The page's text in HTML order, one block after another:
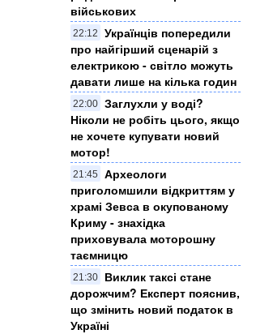
військових
22:12
Українців попередили
про найгірший сценарій з
електрикою - світло можуть
давати лише на кілька годин
22:00 Заглухли у воді?
Ніколи не робіть цього, якщо
не хочете купувати новий
мотор!
21:45
Археологи
приголомшили відкриттям у
храмі Зевса в окупованому
Криму - знахідка
приховувала моторошну
таємницю
21:30
Виклик таксі стане
дорожчим? Експерт пояснив,
що змінить новий податок в
Україні